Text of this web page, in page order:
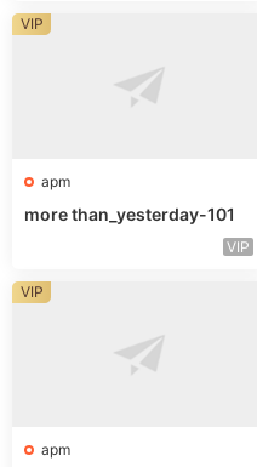
apm
more than_yesterday-101
VIP
VIP
apm
VIP